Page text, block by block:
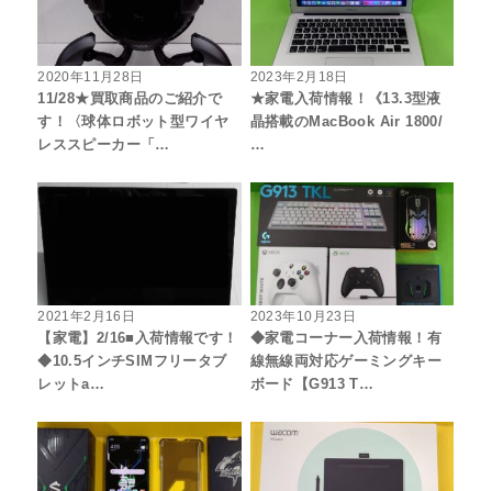
2020年11月28日
11/28★買取商品のご紹介で
す！〈球体ロボット型ワイヤ
レススピーカー「…
2023年2月18日
★家電入荷情報！《13.3型液
晶搭載のMacBook Air 1800/
…
2021年2月16日
【家電】2/16■入荷情報です！
◆10.5インチSIMフリータブ
レットa…
2023年10月23日
◆家電コーナー入荷情報！有
線無線両対応ゲーミングキー
ボード【G913 T…